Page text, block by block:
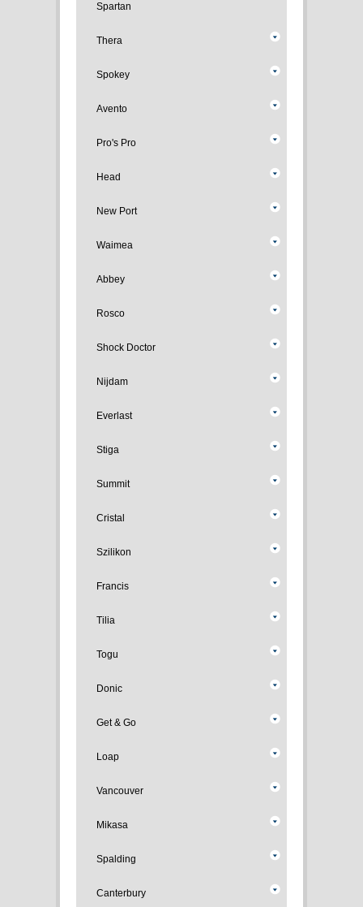
Spartan
Thera
Spokey
Avento
Pro's Pro
Head
New Port
Waimea
Abbey
Rosco
Shock Doctor
Nijdam
Everlast
Stiga
Summit
Cristal
Szilikon
Francis
Tilia
Togu
Donic
Get & Go
Loap
Vancouver
Mikasa
Spalding
Canterbury